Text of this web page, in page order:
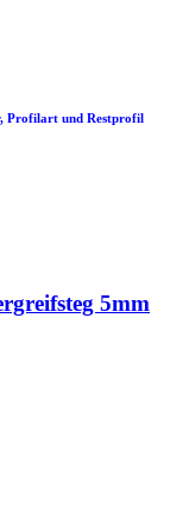
Profilart und Restprofil
5mm